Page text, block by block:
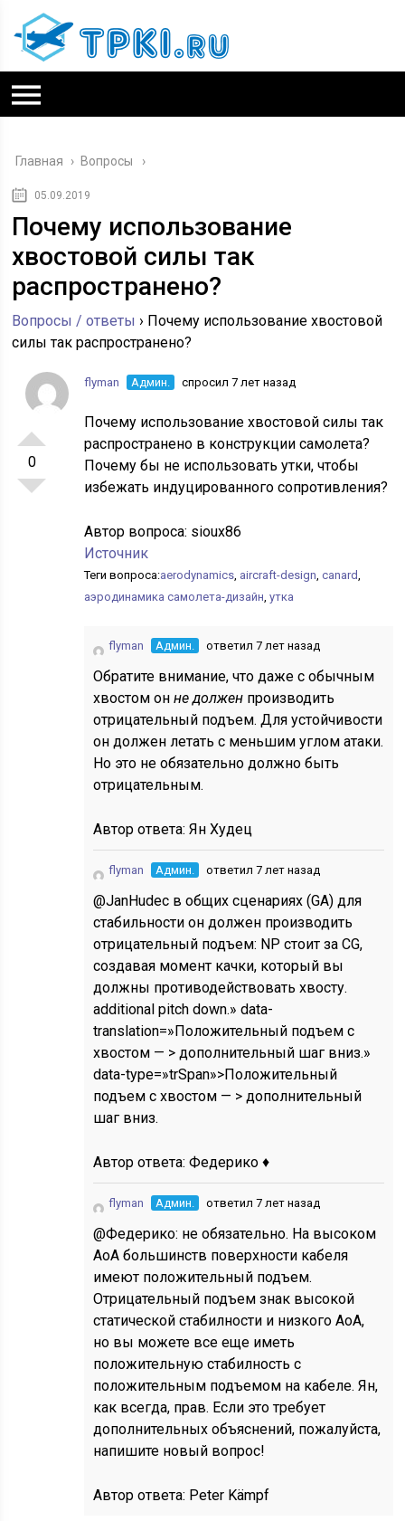
Главная › Вопросы
05.09.2019
Почему использование
хвостовой силы так
распространено?
Вопросы / ответы › Почему использование хвостовой
силы так распространено?
0
flyman Админ. спросил 7 лет назад
Почему использование хвостовой силы так
распространено в конструкции самолета?
Почему бы не использовать утки, чтобы
избежать индуцированного сопротивления?
Автор вопроса: sioux86
Источник
Теги вопроса:aerodynamics, aircraft-design,canard,
аэродинамика самолета-дизайн,утка
flyman Админ. ответил 7 лет назад
Обратите внимание, что даже с обычным
хвостом онне должен производить
отрицательный подъем. Для устойчивости
он должен летать с меньшим углом атаки.
Но это не обязательно должно быть
отрицательным.
Автор ответа:Ян Худец
flyman Админ. ответил 7 лет назад
@JanHudec в общих сценариях (GA) для
стабильности он должен производить
отрицательный подъем: NP стоит за CG,
создавая момент качки, который вы
должны противодействовать хвосту.
additional pitch down.» data-
translation=»Положительный подъем с
хвостом — > дополнительный шаг вниз.»
data-type=»trSpan»>Положительный
подъем с хвостом — > дополнительный
шаг вниз.
Автор ответа:Федерико ♦
flyman Админ. ответил 7 лет назад
@Федерико: не обязательно. На высоком
AoA большинств поверхности кабеля
имеют положительный подъем.
Отрицательный подъем знак высокой
статической стабилности и низкого AoA,
но вы можете все еще иметь
положительную стабилность с
положительным подъемом на кабеле. Ян,
как всегда, прав. Если это требует
дополнительных объяснений, пожалуйста,
напишите новый вопрос!
Автор ответа: Peter Kämpf